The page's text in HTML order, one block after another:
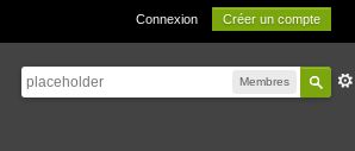
Connexion Créer un compte
Membres